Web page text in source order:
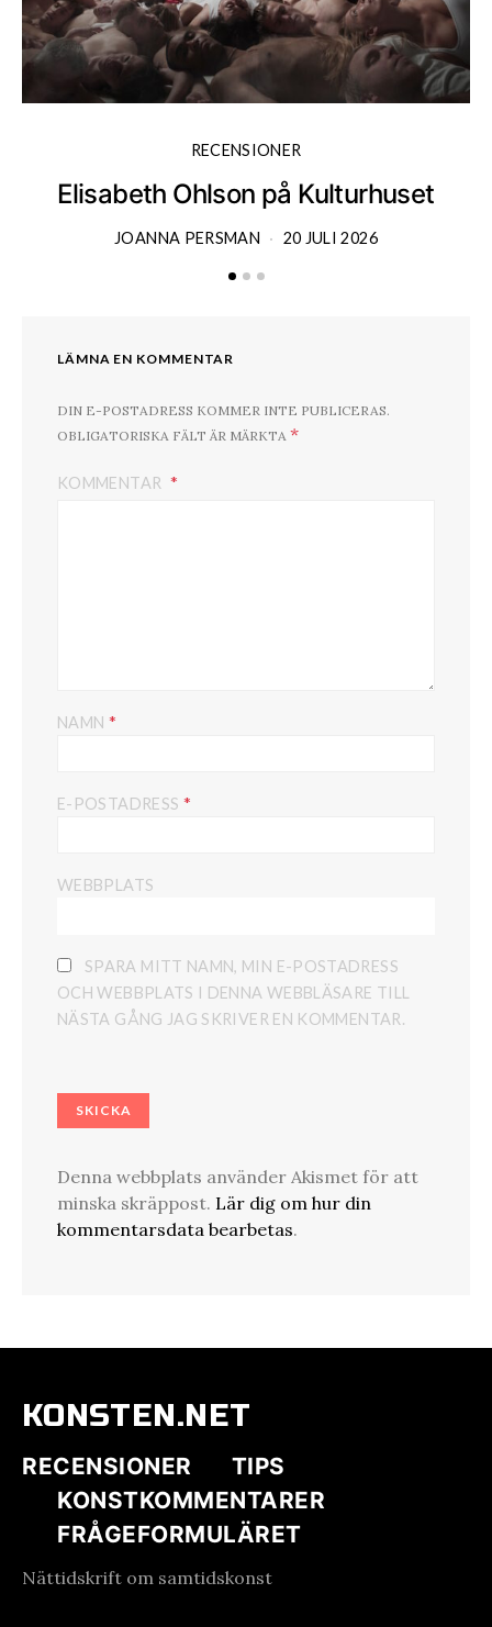
RECENSIONER
Elisabeth Ohlson på Kulturhuset
JOANNA PERSMAN 20 JULI 2026
LÄMNA EN KOMMENTAR
DIN E-POSTADRESS KOMMER INTE PUBLICERAS.
OBLIGATORISKA FÄLT ÄR MÄRKTA *
KOMMENTAR
NAMN *
E-POSTADRESS *
WEBBPLATS
SPARA MITT NAMN, MIN E-POSTADRESS
OCH WEBBPLATS I DENNA WEBBLÄSARE TILL
NÄSTA GÅNG JAG SKRIVER EN KOMMENTAR.
Denna webbplats använder Akismet för att
minska skräppost. Lär dig om hur din
kommentarsdata bearbetas.
KONSTEN.NET
RECENSIONER
TIPS
KONSTKOMMENTARER
FRÅGEFORMULÄRET
Nättidskrift om samtidskonst